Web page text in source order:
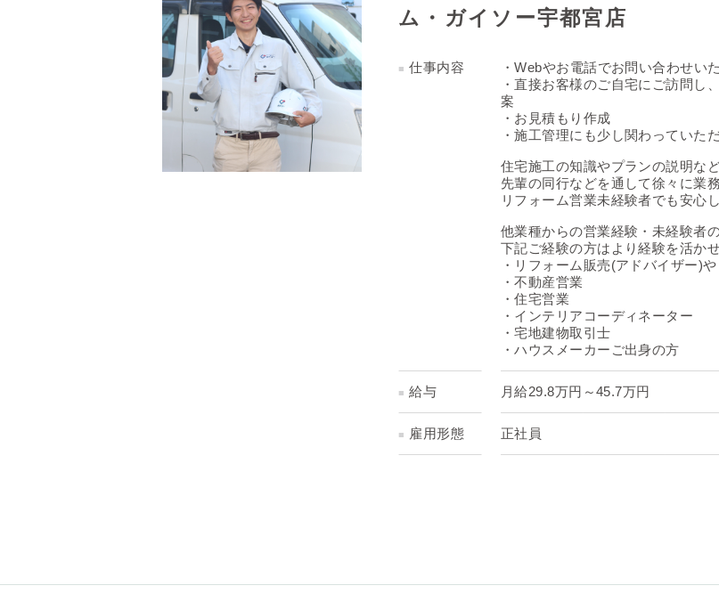
ム・ガイソー宇都宮店
仕事内容
・Webやお電話でお問い合わせい
・直接お客様のご自宅にご訪問し
案
・お見積もり作成
・施工管理にも少し関わっていた
住宅施工の知識やプランの説明な
先輩の同行などを通して徐々に業
リフォーム営業未経験者でも安心
他業種からの営業経験・未経験者
下記ご経験の方はより経験を活かせ
・リフォーム販売(アドバイザー)
・不動産営業
・住宅営業
・インテリアコーディネーター
・宅地建物取引士
・ハウスメーカーご出身の方
給与 月給29.8万円～45.7万円
雇用形態 正社員